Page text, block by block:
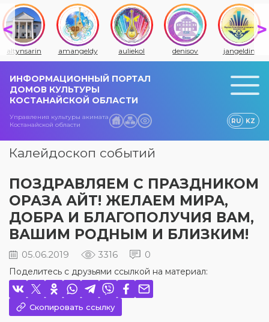
altynsarin amangeldy auliekol denisov jangeldin
ИНФОРМАЦИОННЫЙ ПОРТАЛ
ДОМОВ КУЛЬТУРЫ
КОСТАНАЙСКОЙ ОБЛАСТИ
Управления культуры акимата
Костанайской области
RU KZ
Калейдоскоп событий
ПОЗДРАВЛЯЕМ С ПРАЗДНИКОМ
ОРАЗА АЙТ! ЖЕЛАЕМ МИРА,
ДОБРА И БЛАГОПОЛУЧИЯ ВАМ,
ВАШИМ РОДНЫМ И БЛИЗКИМ!
05.06.2019 3316 0
Поделитесь с друзьями ссылкой на материал:
Скопировать ссылку